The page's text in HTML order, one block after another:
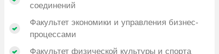
соединений
Факультет экономики и управления бизнес-
процессами
Факультет физической культуры и спорта